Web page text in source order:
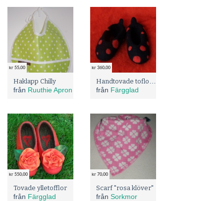
kr 55,00
Haklapp Chilly
från Ruuthie Apron
kr 360,00
från Färgglad
kr 550,00
Tovade ylletofflor
från Färgglad
kr 70,00
Scarf "rosa klöver"
från Sorkmor